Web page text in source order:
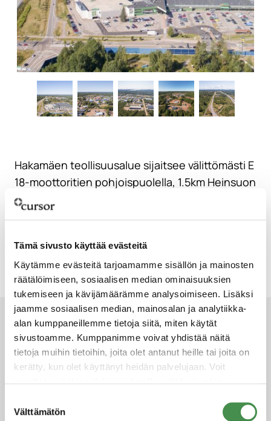
Tämä sivusto käyttää evästeitä
Käytämme evästeitä tarjoamamme sisällön ja mainosten
räätälöimiseen, sosiaalisen median ominaisuuksien
tukemiseen ja kävijämäärämme analysoimiseen. Lisäksi
jaamme sosiaalisen median, mainosalan ja analytiikka-
alan kumppaneillemme tietoja siitä, miten käytät
sivustoamme. Kumppanimme voivat yhdistää näitä
tietoja muihin tietoihin, joita olet antanut heille tai joita on
kerätty, kun olet käyttänyt heidän palvelujaan. Voit
valinta
Välttämätön
Hakamäen teollisuusalue sijaitsee välittömästi E
18-moottoritien pohjoispuolella, 1.5km Heinsuon
liittymästä itään ja 1km Mussalontien liittymästä
löytyy pienteollisuustonttien lisäksi tontteja
kaupan toiminnoille.